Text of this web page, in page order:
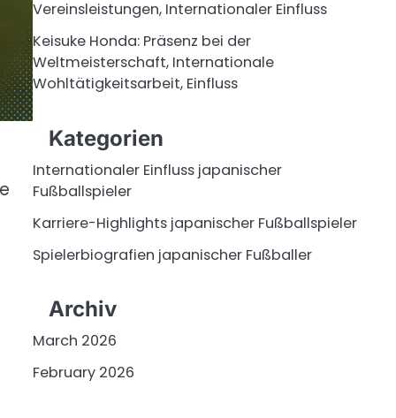
Vereinsleistungen, Internationaler Einfluss
Keisuke Honda: Präsenz bei der
Weltmeisterschaft, Internationale
Wohltätigkeitsarbeit, Einfluss
Kategorien
Internationaler Einfluss japanischer
Fußballspieler
Karriere-Highlights japanischer Fußballspieler
Spielerbiografien japanischer Fußballer
Archiv
March 2026
February 2026